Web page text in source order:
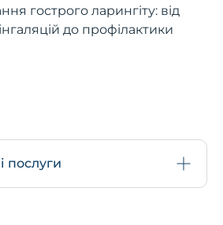
гострого ларингіту: від
до профілактики
послуги